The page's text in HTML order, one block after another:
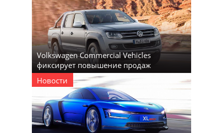
Volkswagen Commercial Vehicles
фиксирует повышение продаж
Новости